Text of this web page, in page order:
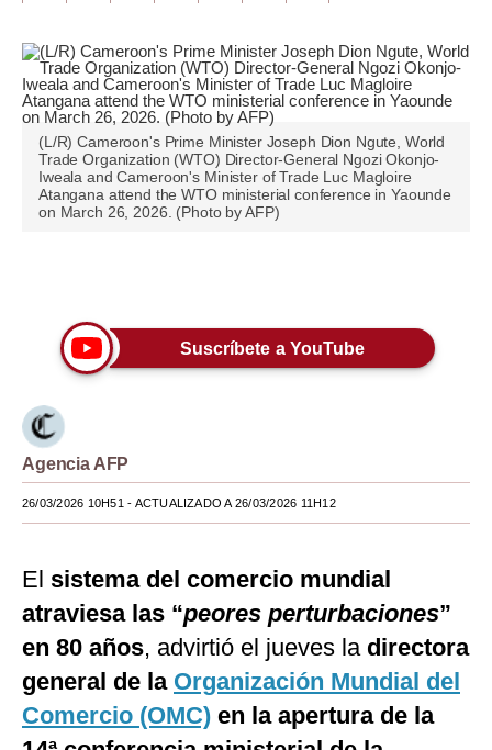
Pregunta de hoy
Blogs
Tendencias
Lujo
Estilos
EEUU
México
España
Club del Suscriptor
Mix
G de Gestión
(L/R) Cameroon's Prime Minister Joseph Dion Ngute, World
Trade Organization (WTO) Director-General Ngozi Okonjo-
Iweala and Cameroon's Minister of Trade Luc Magloire
Atangana attend the WTO ministerial conference in Yaounde
on March 26, 2026. (Photo by AFP)
Suscríbete a YouTube
Agencia AFP
26/03/2026 10H51 - ACTUALIZADO A 26/03/2026 11H12
El sistema del comercio mundial
atraviesa las “peores perturbaciones”
en 80 años, advirtió el jueves la directora
general de la Organización Mundial del
Comercio (OMC) en la apertura de la